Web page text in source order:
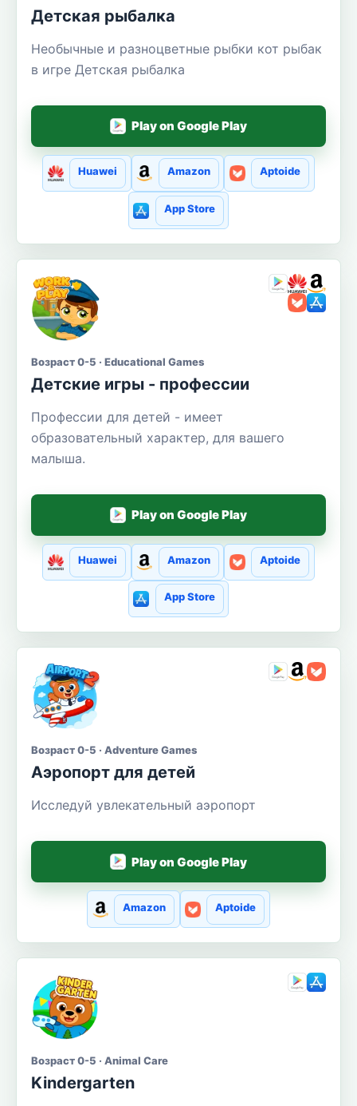
Детская рыбалка
Необычные и разноцветные рыбки кот рыбак
в игре Детская рыбалка
Play on Google Play
Huawei Amazon Aptoide
App Store
Возраст 0-5 · Educational Games
Детские игры - профессии
Профессии для детей - имеет
образовательный характер, для вашего
малыша.
Play on Google Play
Huawei Amazon Aptoide
App Store
Возраст 0-5 · Adventure Games
Аэропорт для детей
Исследуй увлекательный аэропорт
Play on Google Play
Amazon Aptoide
Возраст 0-5 · Animal Care
Kindergarten